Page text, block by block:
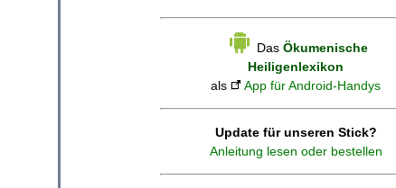
Das Ökumenische
Heiligenlexikon
als
App für Android-Handys
Update für unseren Stick?
Anleitung lesen oder bestellen